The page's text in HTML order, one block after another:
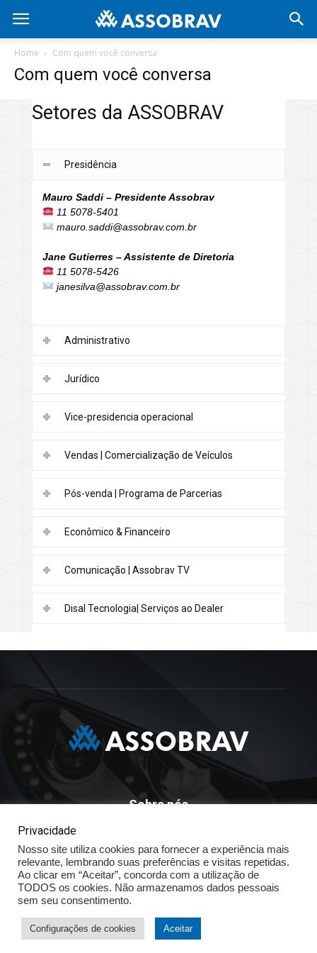
Home Com quem você conversa
Com quem você conversa
Setores da ASSOBRAV
Presidência
Mauro Saddi – Presidente Assobrav
11 5078-5401
mauro.saddi@assobrav.com.br
Jane Gutierres – Assistente de Diretoria
11 5078-5426
janesilva@assobrav.com.br
Administrativo
Jurídico
Vice-presidencia operacional
Vendas | Comercialização de Veículos
Pós-venda | Programa de Parcerias
Econômico & Financeiro
Comunicação | Assobrav TV
Disal Tecnologia| Serviços ao Dealer
Sobre nós
ASSOBRAV - Associação Brasileira Dos Distribuidores
Volkswagen
Av. José Maria Whitaker n° 603 - Mirandópolis - São Paulo - SP
- CEP: 04057.900 - Fone: (11) - 5078.5400
Política de Privacidade
© ASSOBRAV 2025 - Todos os direitos reservados
Privacidade
Nosso site utiliza cookies para fornecer a experiência mais
relevante, lembrando suas preferências e visitas repetidas.
Ao clicar em “Aceitar”, concorda com a utilização de
TODOS os cookies. Não armazenamos dados pessoais
sem seu consentimento.
Configurações de cookies Aceitar